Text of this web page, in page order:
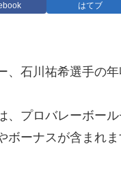
はてブ
、石川祐希選手の
、プロバレーボー
ーナスが含まれま